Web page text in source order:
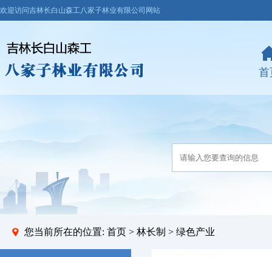
欢迎访问吉林长白山森工八家子林业有限公司网站
首
您当前所在的位置: 首页 > 林长制 > 绿色产业